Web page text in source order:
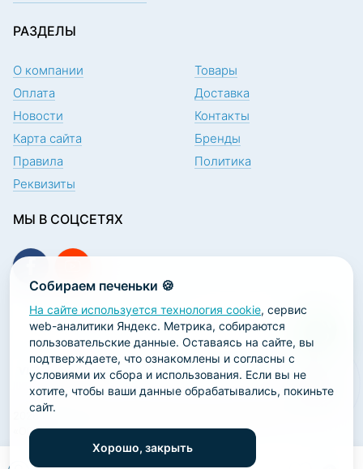
Собираем печеньки 🍪
На сайте используется технология cookie, сервис
web-аналитики Яндекс. Метрика, собираются
пользовательские данные. Оставаясь на сайте, вы
подтверждаете, что ознакомлены и согласны с
условиями их сбора и использования. Если вы не
хотите, чтобы ваши данные обрабатывались, покиньте
сайт.
Хорошо, закрыть
РАЗДЕЛЫ
О компании
Товары
Оплата
Доставка
Новости
Контакты
Карта сайта
Бренды
Правила
Политика
Реквизиты
МЫ В СОЦСЕТЯХ
ПОДПИСКА НА НОВОСТИ
2026 ООО «Научно-производственная лаборатория
«ОРТОДЕНТ»